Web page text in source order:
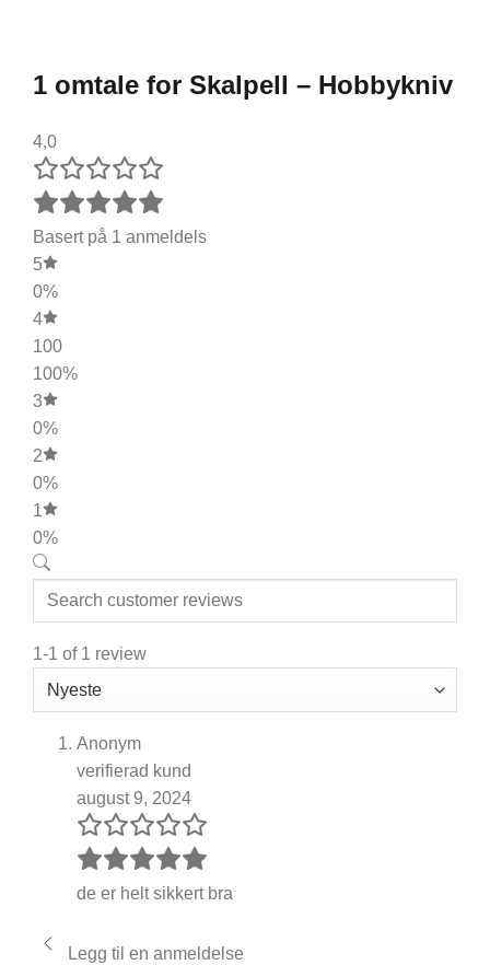
1 omtale for Skalpell – Hobbykniv
4,0
Basert på 1 anmeldels
5
0%
4
100
100%
3
0%
2
0%
1
0%
1-1 of 1 review
Anonym
verifierad kund
august 9, 2024
de er helt sikkert bra
Legg til en anmeldelse